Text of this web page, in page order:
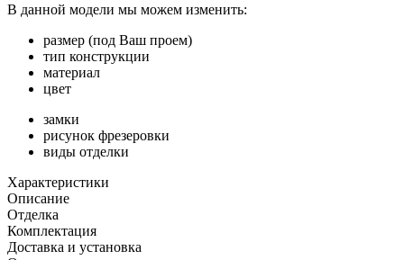
В данной модели мы можем изменить:
размер (под Ваш проем)
тип конструкции
материал
цвет
замки
рисунок фрезеровки
виды отделки
Характеристики
Описание
Отделка
Комплектация
Доставка и установка